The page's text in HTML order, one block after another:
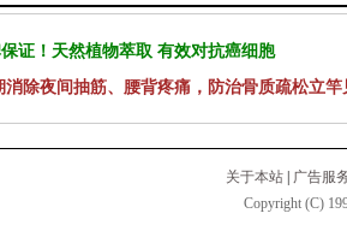
证！天然植物萃取 有效对抗癌细胞
除夜间抽筋、腰背疼痛，防治骨质疏松立竿
关于本站
广告服
Copyright (C)